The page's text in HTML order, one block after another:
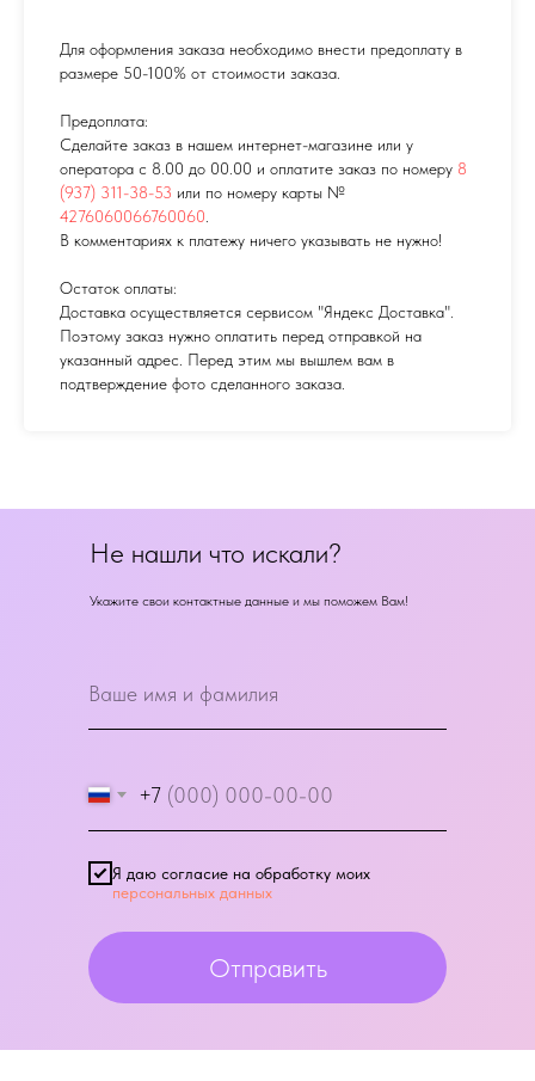
Для оформления заказа необходимо внести предоплату в
размере 50-100% от стоимости заказа.
Предоплата:
Сделайте заказ в нашем интернет-магазине или у
оператора с 8.00 до 00.00 и оплатите заказ по номеру 8
(937) 311-38-53 или по номеру карты №
4276060066760060
В комментариях к платежу ничего указывать не нужно!
Остаток оплаты:
Доставка осуществляется сервисом "Яндекс Доставка".
Поэтому заказ нужно оплатить перед отправкой на
указанный адрес. Перед этим мы вышлем вам в
подтверждение фото сделанного заказа.
+7
Я даю согласие на обработку моих
персональных данных
Отправить
Не нашли что искали?
Укажите свои контактные данные и мы поможем Вам!